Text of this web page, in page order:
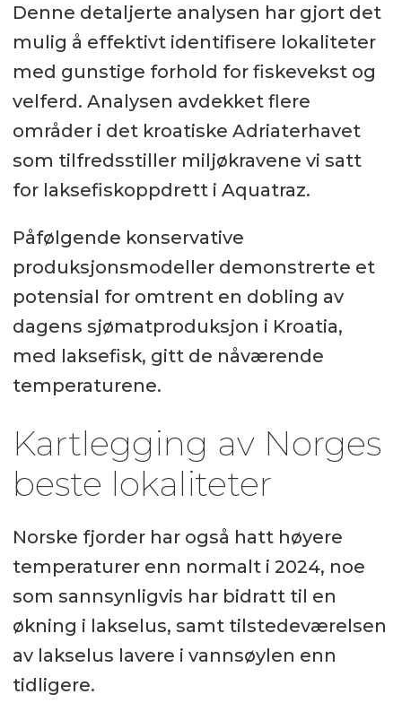
Denne detaljerte analysen har gjort det
mulig å effektivt identifisere lokaliteter
med gunstige forhold for fiskevekst og
velferd. Analysen avdekket flere
områder i det kroatiske Adriaterhavet
som tilfredsstiller miljøkravene vi satt
for laksefiskoppdrett i Aquatraz.
Påfølgende konservative
produksjonsmodeller demonstrerte et
potensial for omtrent en dobling av
dagens sjømatproduksjon i Kroatia,
med laksefisk, gitt de nåværende
temperaturene.
Kartlegging av Norges
beste lokaliteter
Norske fjorder har også hatt høyere
temperaturer enn normalt i 2024, noe
som sannsynligvis har bidratt til en
økning i lakselus, samt tilstedeværelsen
av lakselus lavere i vannsøylen enn
tidligere.